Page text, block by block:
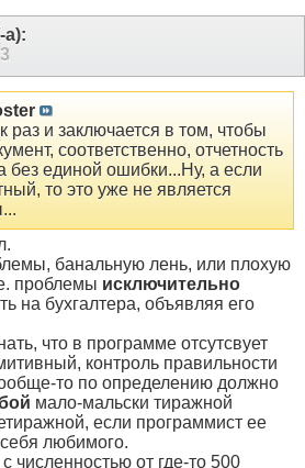
а):
раз и заключается в том, чтобы
соответственно, отчетность
без единой ошибки...Ну, а если
то это уже не является
банальную лень, или плохую
проблемы исключительно
на бухгалтера, объявляя его
что в программе отсутсвует
контроль правильности
то по определению должно
мало-мальски тиражной
если программист ее
любимого.
численностью от где-то 500